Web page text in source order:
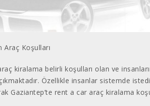
Araç Koşulları
kiralama belirli koşulları olan ve
Özellikle insanlar sistemde
Gaziantep’te rent a car araç kiralama